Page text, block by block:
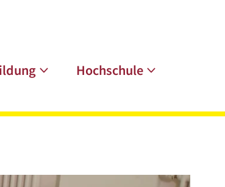
Hochschule